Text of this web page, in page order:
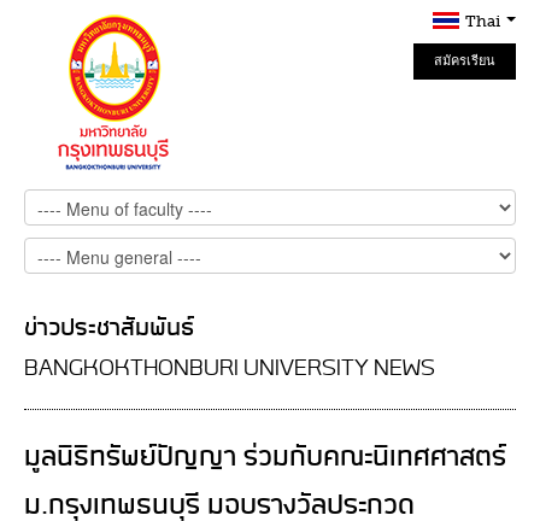
Thai
สมัครเรียน
Online
ข่าวประชาสัมพันธ์
BANGKOKTHONBURI UNIVERSITY NEWS
มูลนิธิทรัพย์ปัญญา ร่วมกับคณะนิเทศศาสตร์
ม.กรุงเทพธนบุรี มอบรางวัลประกวด